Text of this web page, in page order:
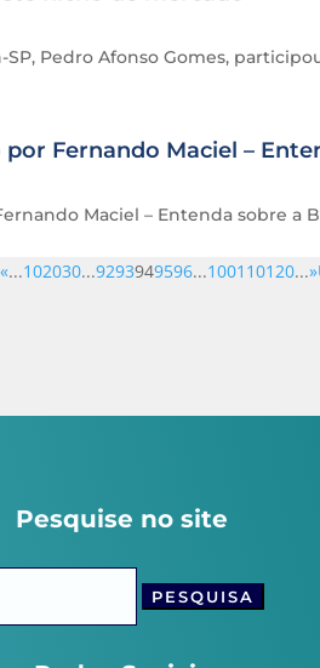
Pedro Afonso Gomes,
Fernando Maciel –
Maciel – Entenda sobre a
«...102030...9293949596...100110120...»
Pesquise no site